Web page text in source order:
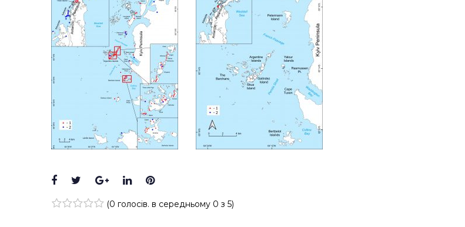
Facebook
TwitterGoogle+
LinkedInPinterest
(0 голосів. в середньому 0 з 5)